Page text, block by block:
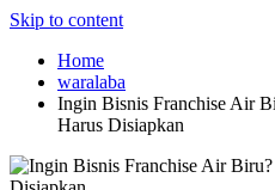
Skip to content
Home
waralaba
Ingin Bisnis Franchise Air
Harus Disiapkan